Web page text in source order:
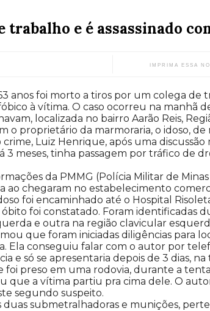
trabalho e é assassinado
IMPRIMA ESSA
anos foi morto a tiros por um colega de
à vítima. O caso ocorreu na manhã
localizada no bairro Aarão Reis,
o proprietário da marmoraria, o idoso,
Luiz Henrique, após uma
3 meses, tinha passagem por tráfico de
da PMMG (Polícia Militar de
ao chegaram no estabelecimento
foi encaminhado até o Hospital
óbito foi constatado. Foram identificadas
e outra na região clavicular
que foram iniciadas diligências para
Ela conseguiu falar com o autor por
e só se apresentaria depois de 3 dias,
foi preso em uma rodovia, durante a
que a vítima partiu pra cima dele. O
segundo suspeito.
submetralhadoras e munições,